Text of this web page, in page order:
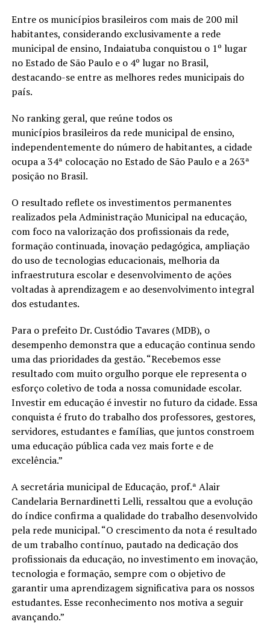
Entre os municípios brasileiros com mais de 200 mil
habitantes, considerando exclusivamente a rede
municipal de ensino, Indaiatuba conquistou o 1º lugar
no Estado de São Paulo e o 4º lugar no Brasil,
destacando-se entre as melhores redes municipais do
país.
No ranking geral, que reúne todos os
municípios brasileiros da rede municipal de ensino,
independentemente do número de habitantes, a cidade
ocupa a 34ª colocação no Estado de São Paulo e a 263ª
posição no Brasil.
O resultado reflete os investimentos permanentes
realizados pela Administração Municipal na educação,
com foco na valorização dos profissionais da rede,
formação continuada, inovação pedagógica, ampliação
do uso de tecnologias educacionais, melhoria da
infraestrutura escolar e desenvolvimento de ações
voltadas à aprendizagem e ao desenvolvimento integral
dos estudantes.
Para o prefeito Dr. Custódio Tavares (MDB), o
desempenho demonstra que a educação continua sendo
uma das prioridades da gestão. “Recebemos esse
resultado com muito orgulho porque ele representa o
esforço coletivo de toda a nossa comunidade escolar.
Investir em educação é investir no futuro da cidade. Essa
conquista é fruto do trabalho dos professores, gestores,
servidores, estudantes e famílias, que juntos constroem
uma educação pública cada vez mais forte e de
excelência.”
A secretária municipal de Educação, prof.ª Alair
Candelaria Bernardinetti Lelli, ressaltou que a evolução
do índice confirma a qualidade do trabalho desenvolvido
pela rede municipal. “O crescimento da nota é resultado
de um trabalho contínuo, pautado na dedicação dos
profissionais da educação, no investimento em inovação,
tecnologia e formação, sempre com o objetivo de
garantir uma aprendizagem significativa para os nossos
estudantes. Esse reconhecimento nos motiva a seguir
avançando.”